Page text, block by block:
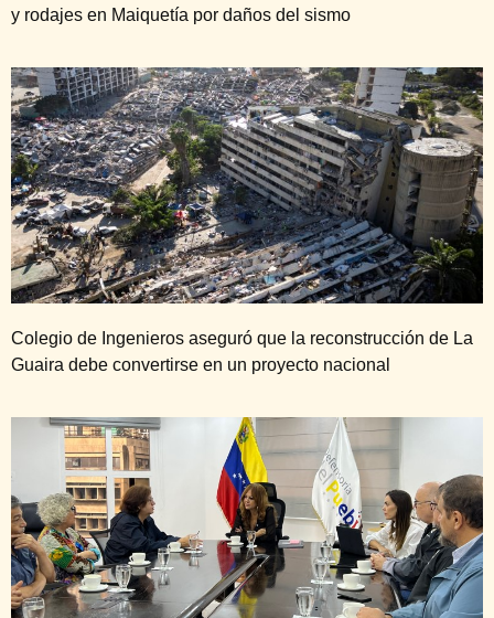
y rodajes en Maiquetía por daños del sismo
Colegio de Ingenieros aseguró que la reconstrucción de La
Guaira debe convertirse en un proyecto nacional